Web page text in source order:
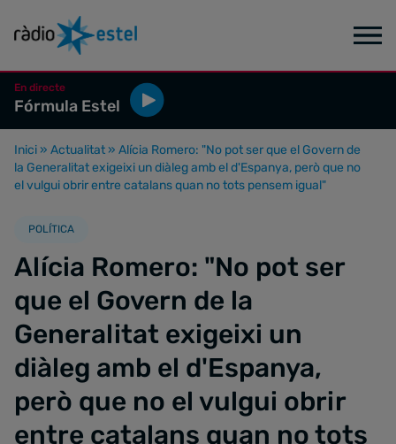
En directe
Fórmula Estel
Inici » Actualitat » Alícia Romero: "No pot ser que el Govern de
la Generalitat exigeixi un diàleg amb el d'Espanya, però que no
el vulgui obrir entre catalans quan no tots pensem igual"
POLÍTICA
Alícia Romero: "No pot ser
que el Govern de la
Generalitat exigeixi un
diàleg amb el d'Espanya,
però que no el vulgui obrir
entre catalans quan no tots